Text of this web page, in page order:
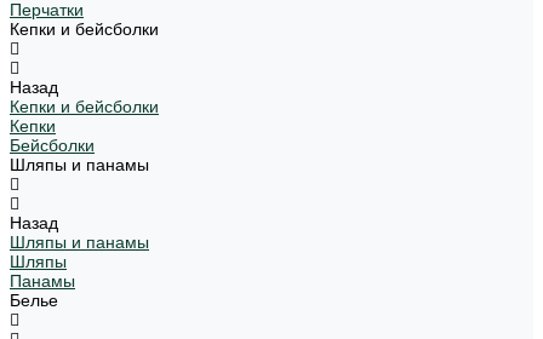
Перчатки
Кепки и бейсболки
Назад
Кепки и бейсболки
Кепки
Бейсболки
Шляпы и панамы
Назад
Шляпы и панамы
Шляпы
Панамы
Белье